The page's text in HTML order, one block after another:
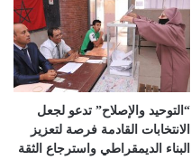
“التوحيد والإصلاح” تدعو لجعل
الانتخابات القادمة فرصة لتعزيز
البناء الديمقراطي واسترجاع الثقة